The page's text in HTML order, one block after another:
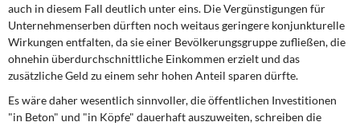
auch in diesem Fall deutlich unter eins. Die Vergünstigungen für
Unternehmenserben dürften noch weitaus geringere konjunkturelle
Wirkungen entfalten, da sie einer Bevölkerungsgruppe zufließen, die
ohnehin überdurchschnittliche Einkommen erzielt und das
zusätzliche Geld zu einem sehr hohen Anteil sparen dürfte.
Es wäre daher wesentlich sinnvoller, die öffentlichen Investitionen
"in Beton" und "in Köpfe" dauerhaft auszuweiten, schreiben die